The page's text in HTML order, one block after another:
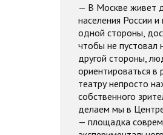
— В Москве живет
населения России
одной стороны,
чтобы не пустовал
другой стороны,
ориентироваться в
театру непросто
собственного
делаем мы в
— площадка